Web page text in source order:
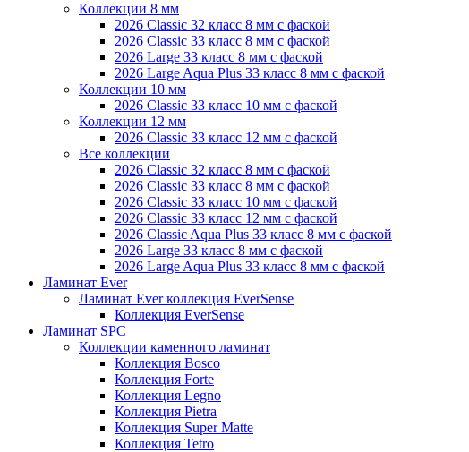
Коллекции 8 мм
2026 Classic 32 класс 8 мм с фаской
2026 Classic 33 класс 8 мм с фаской
2026 Large 33 класс 8 мм с фаской
2026 Large Aqua Plus 33 класс 8 мм с фаской
Коллекции 10 мм
2026 Classic 33 класс 10 мм с фаской
Коллекции 12 мм
2026 Classic 33 класс 12 мм с фаской
Все коллекции
2026 Classic 32 класс 8 мм с фаской
2026 Classic 33 класс 8 мм с фаской
2026 Classic 33 класс 10 мм с фаской
2026 Classic 33 класс 12 мм с фаской
2026 Classic Aqua Plus 33 класс 8 мм с фаской
2026 Large 33 класс 8 мм с фаской
2026 Large Aqua Plus 33 класс 8 мм с фаской
Ламинат Ever
Ламинат Ever коллекция EverSense
Коллекция EverSense
Ламинат SPC
Коллекции каменного ламинат
Коллекция Bosco
Коллекция Forte
Коллекция Legno
Коллекция Pietra
Коллекция Super Matte
Коллекция Tetro